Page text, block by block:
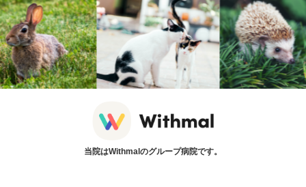
当院はWithmalのグループ病院です。